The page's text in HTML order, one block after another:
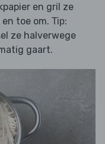
en gril ze
toe om. Tip:
ze halverwege
gaart.